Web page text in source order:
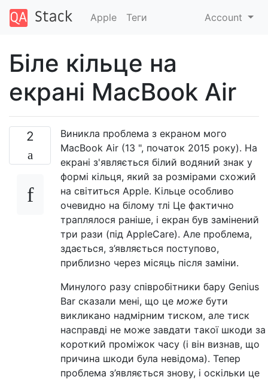
Apple Теги Account
Біле кільце на
екрані MacBook Air
2
Виникла проблема з екраном мого
MacBook Air (13 ", початок 2015 року). На
екрані з'являється білий водяний знак у
формі кільця, який за розмірами схожий
на світиться Apple. Кільце особливо
очевидно на білому тлі Це фактично
траплялося раніше, і екран був замінений
три рази (під AppleCare). Але проблема,
здається, з’являється поступово,
приблизно через місяць після заміни.
Минулого разу співробітники бару Genius
Bar сказали мені, що це може бути
викликано надмірним тиском, але тиск
насправді не може завдати такої шкоди за
короткий проміжок часу (і він визнав, що
причина шкоди була невідома). Тепер
проблема з’являється знову, і оскільки це